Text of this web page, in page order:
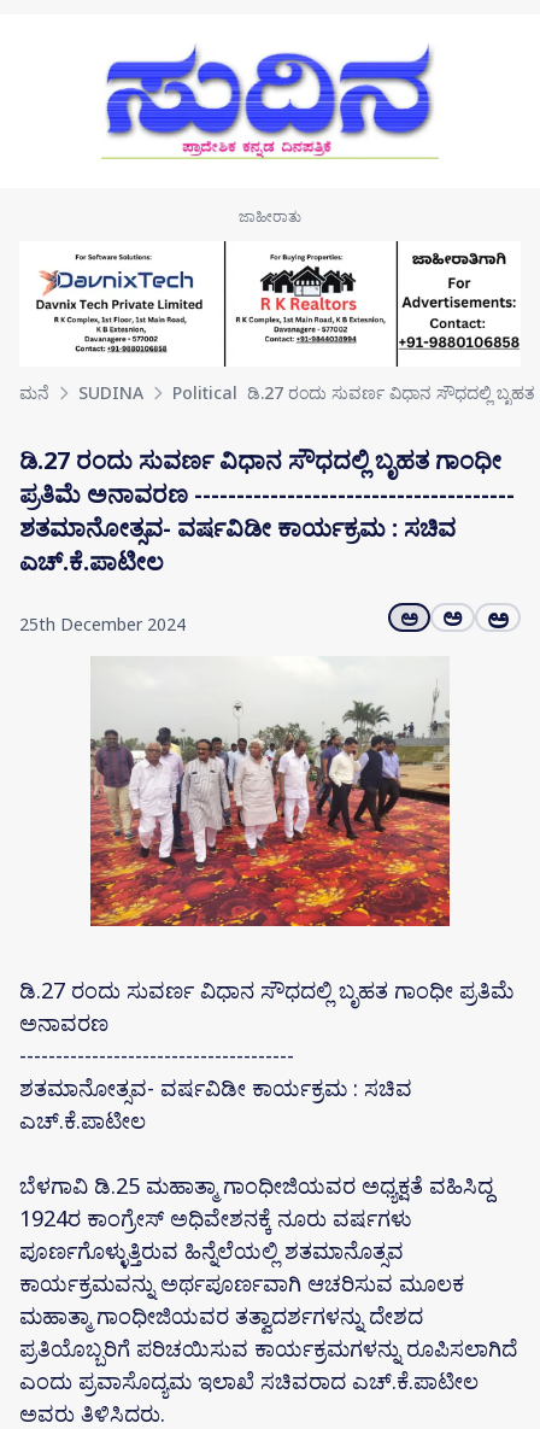
ಮನೆ SUDINA Political ಡಿ.27 ರಂದು ಸುವರ್ಣ ವಿಧಾನ ಸೌಧದಲ್ಲಿ
ಡಿ.27 ರಂದು ಸುವರ್ಣ ವಿಧಾನ ಸೌಧದಲ್ಲಿ ಬೃಹತ ಗಾಂಧೀ‌
ಪ್ರತಿಮೆ ಅನಾವರಣ --------------------------------------
ಶತಮಾನೋತ್ಸವ- ವರ್ಷವಿಡೀ ಕಾರ್ಯಕ್ರಮ : ಸಚಿವ
ಎಚ್.ಕೆ.ಪಾಟೀಲ
25th December 2024 ಅ ಅ ಅ
ಡಿ.27 ರಂದು ಸುವರ್ಣ ವಿಧಾನ ಸೌಧದಲ್ಲಿ ಬೃಹತ ಗಾಂಧೀ‌ ಪ್ರತಿಮೆ
ಅನಾವರಣ
--------------------------------------
ಶತಮಾನೋತ್ಸವ- ವರ್ಷವಿಡೀ ಕಾರ್ಯಕ್ರಮ : ಸಚಿವ
ಎಚ್.ಕೆ.ಪಾಟೀಲ
ಬೆಳಗಾವಿ ಡಿ.25 ಮಹಾತ್ಮಾ ಗಾಂಧೀಜಿಯವರ ಅಧ್ಯಕ್ಷತೆ ವಹಿಸಿದ್ದ
1924ರ ಕಾಂಗ್ರೇಸ್ ಅಧಿವೇಶನಕ್ಕೆ ನೂರು ವರ್ಷಗಳು
ಪೂರ್ಣಗೊಳ್ಳುತ್ತಿರುವ ಹಿನ್ನೆಲೆಯಲ್ಲಿ ಶತಮಾನೊತ್ಸವ
ಕಾರ್ಯಕ್ರಮವನ್ನು ಅರ್ಥಪೂರ್ಣವಾಗಿ ಆಚರಿಸುವ ಮೂಲಕ
ಮಹಾತ್ಮಾ ಗಾಂಧೀಜಿಯವರ ತತ್ವಾದರ್ಶಗಳನ್ನು ದೇಶದ
ಪ್ರತಿಯೊಬ್ಬರಿಗೆ ಪರಿಚಯಿಸುವ ಕಾರ್ಯಕ್ರಮಗಳನ್ನು ರೂಪಿಸಲಾಗಿದೆ
ಎಂದು ಪ್ರವಾಸೊದ್ಯಮ ಇಲಾಖೆ ಸಚಿವರಾದ ಎಚ್.ಕೆ.ಪಾಟೀಲ
ಅವರು ತಿಳಿಸಿದರು.